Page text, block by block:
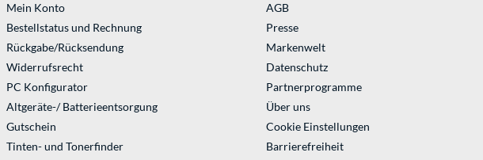
Mein Konto
Bestellstatus und Rechnung
Rückgabe/Rücksendung
Widerrufsrecht
PC Konfigurator
Altgeräte-/ Batterieentsorgung
Gutschein
Tinten- und Tonerfinder
AGB
Presse
Markenwelt
Datenschutz
Partnerprogramme
Über uns
Cookie Einstellungen
Barrierefreiheit